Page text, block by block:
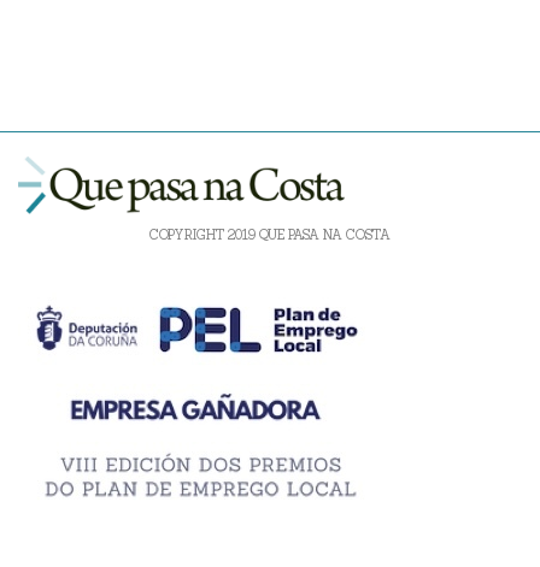
COPYRIGHT 2019 QUE PASA NA COSTA